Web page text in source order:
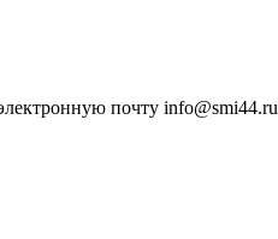
почту info@smi44.ru